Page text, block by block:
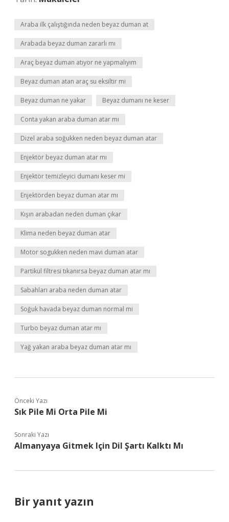
Araba ilk çalıştığında neden beyaz duman at
Arabada beyaz duman zararlı mı
Araç beyaz duman atıyor ne yapmalıyım
Beyaz duman atan araç su eksiltir mi
Beyaz duman ne yakar Beyaz dumanı ne keser
Conta yakan araba duman atar mı
Dizel araba soğukken neden beyaz duman atar
Enjektör beyaz duman atar mı
Enjektör temizleyici dumanı keser mi
Enjektörden beyaz duman atar mı
Kışın arabadan neden duman çıkar
Klima neden beyaz duman atar
Motor sogukken neden mavi duman atar
Partikül filtresi tıkanırsa beyaz duman atar mı
Sabahları araba neden duman atar
Soğuk havada beyaz duman normal mi
Turbo beyaz duman atar mı
Yağ yakan araba beyaz duman atar mı
Önceki Yazı
Sık Pile Mi Orta Pile Mi
Sonraki Yazı
Almanyaya Gitmek Için Dil Şartı Kalktı Mı
Bir yanıt yazın